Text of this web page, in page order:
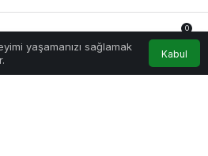
a
düzenled
yayınlandı
yayınlandı
yaşamanızı sağlamak
Kabul
Hesabım Bildirimler
0